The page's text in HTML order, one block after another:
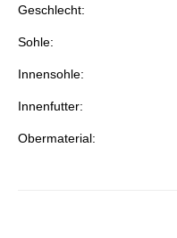
Geschlecht:
Sohle:
Innensohle:
Innenfutter:
Obermaterial: